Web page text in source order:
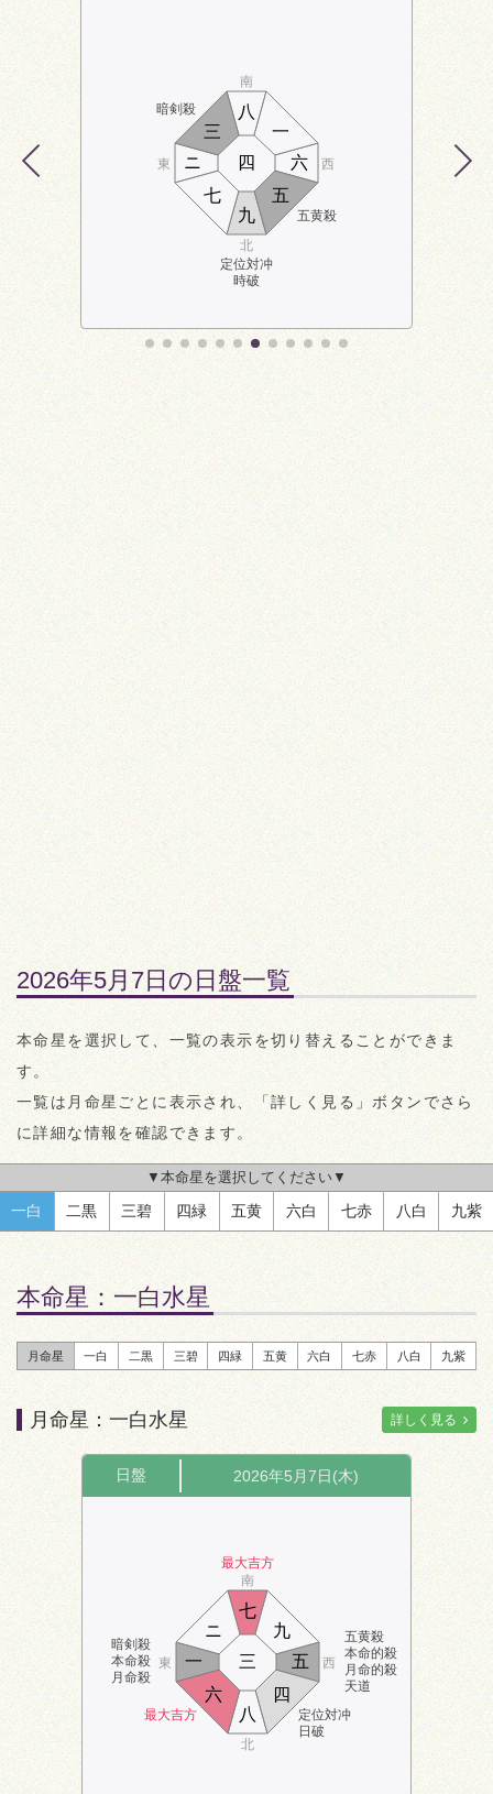
暗剣殺
定位対冲
時破
五黄殺
南
北
東 西
九
一
ニ
三
四
五
六
七
八
2026年5月7日の日盤一覧
本命星を選択して、一覧の表示を切り替えることができま
す。
一覧は月命星ごとに表示され、「詳しく見る」ボタンでさら
に詳細な情報を確認できます。
▼本命星を選択してください▼
一白 二黒 三碧 四緑 五黄 六白 七赤 八白 九紫
本命星： 一白水星
月命星 一白 二黒 三碧 四緑 五黄 六白 七赤 八白 九紫
月命星：一白水星 詳しく見る
日盤 2026年5月7日(木)
最大吉方
暗剣殺
本命殺
月命殺
五黄殺
本命的殺
月命的殺
天道
最大吉方
定位対冲
日破
南
北
東 西
八
九
一
ニ
三
四
五
六
七